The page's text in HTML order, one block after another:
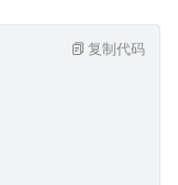
复制代码